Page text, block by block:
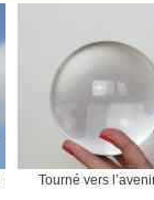
Tourné vers